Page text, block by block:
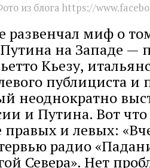
из блога https://
развенчал миф о
на Западе —
Кьезу,
публициста и
неоднократно
и Путина. Вот что
правых и левых:
радио
Севера». Нет